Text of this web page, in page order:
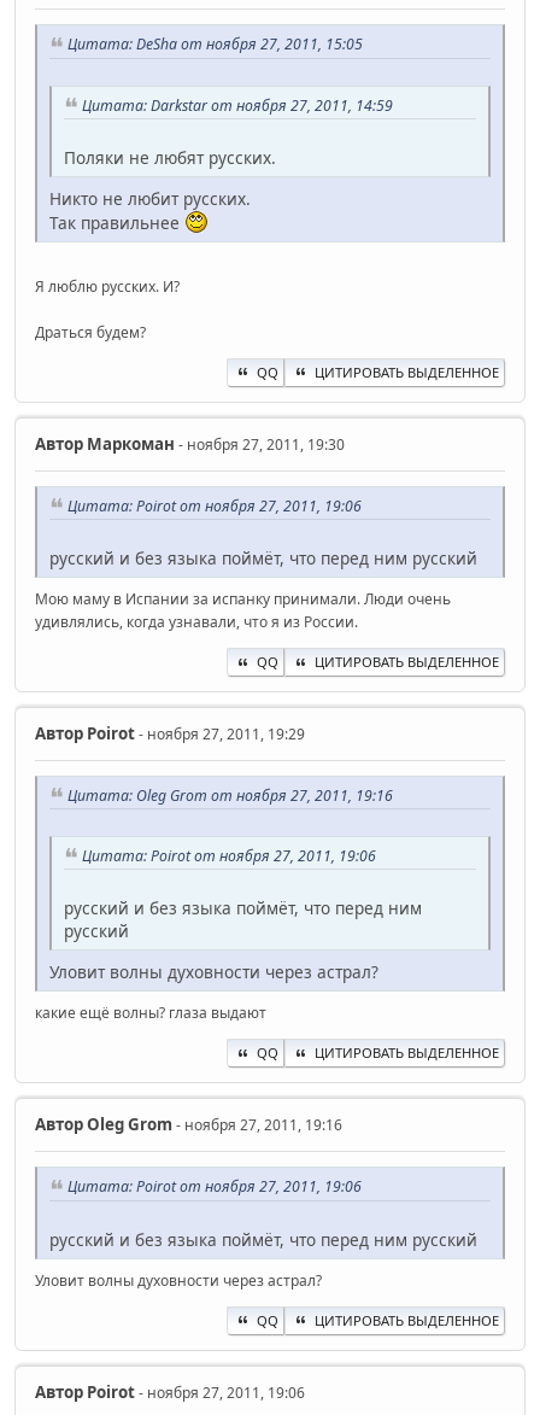
Цитата: DeSha от ноября 27, 2011, 15:05
Цитата: Darkstar от ноября 27, 2011, 14:59
Поляки не любят русских.
Никто не любит русских.
Так правильнее
Я люблю русских. И?
Драться будем?
QQ ЦИТИРОВАТЬ ВЫДЕЛЕННОЕ
Автор Маркоман - ноября 27, 2011, 19:30
Цитата: Poirot от ноября 27, 2011, 19:06
русский и без языка поймёт, что перед ним русский
Мою маму в Испании за испанку принимали. Люди очень
удивлялись, когда узнавали, что я из России.
QQ ЦИТИРОВАТЬ ВЫДЕЛЕННОЕ
Автор Poirot- ноября 27, 2011, 19:29
Цитата: Oleg Grom от ноября 27, 2011, 19:16
Цитата: Poirot от ноября 27, 2011, 19:06
русский и без языка поймёт, что перед ним
русский
Уловит волны духовности через астрал?
какие ещё волны? глаза выдают
QQ ЦИТИРОВАТЬ ВЫДЕЛЕННОЕ
АвторOleg Grom - ноября 27, 2011, 19:16
Цитата: Poirot от ноября 27, 2011, 19:06
русский и без языка поймёт, что перед ним русский
Уловит волны духовности через астрал?
QQ ЦИТИРОВАТЬ ВЫДЕЛЕННОЕ
Автор Poirot- ноября 27, 2011, 19:06